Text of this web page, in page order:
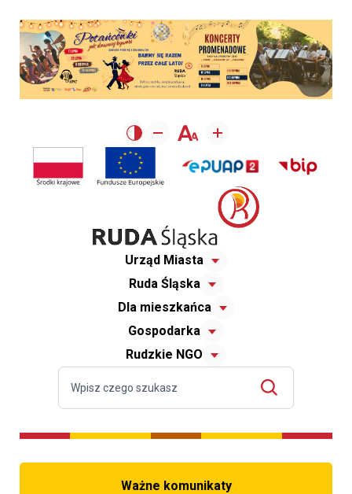
Urząd Miasta
Ruda Śląska
Dla mieszkańca
Gospodarka
Rudzkie NGO
Ważne komunikaty